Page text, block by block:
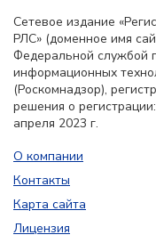
Сетевое издание
РЛС» (доменное имя
Федеральной службой
информационных
(Роскомнадзор),
решения о
апреля 2023 г.
О компании
Контакты
Карта сайта
Лицензия